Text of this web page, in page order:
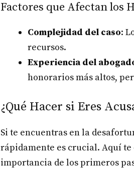
Factores que Afectan los
Complejidad del caso:
recursos.
Experiencia del
honorarios más altos,
¿Qué Hacer si Eres
Si te encuentras en la
rápidamente es crucial. Aquí
importancia de los primeros